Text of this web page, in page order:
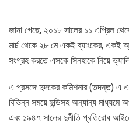
জানা গেছে, ২০১৮ সালের ১১ এপ্রিল
মার্চ থেকে ২৮ মে একই ব্যাংকের, একই
সংগ্রহ করতে এসকে সিনহাকে নিয়ে
এ প্রসঙ্গে দুদকের কমিশনার (তদন্ত) এ
বিভিন্ন সময়ে হুন্ডিসহ অন্যান্য মাধ্যমে
এবং ১৯৪৭ সালের দুর্নীতি প্রতিরোধ